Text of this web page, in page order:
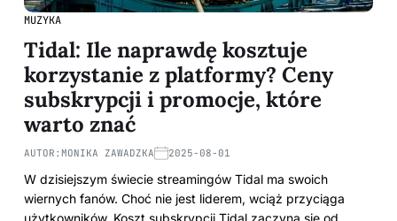
MUZYKA
Tidal: Ile naprawdę kosztuje
korzystanie z platformy? Ceny
subskrypcji i promocje, które
warto znać
AUTOR: MONIKA ZAWADZKA 2025-08-01
W dzisiejszym świecie streamingów Tidal ma swoich
wiernych fanów. Choć nie jest liderem, wciąż przyciąga
użytkowników. Koszt subskrypcji Tidal zaczyna się od